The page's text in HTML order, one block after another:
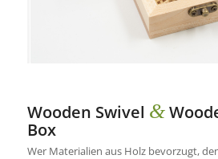
Wooden Swivel &
Box
Wer Materialien aus Holz bevorzugt,